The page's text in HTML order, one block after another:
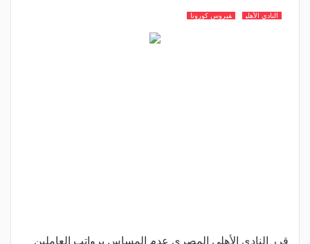
النادي الأهلي فيروس كورونا
قرر النادي الأهلي المصري عدم المساس برواتب العاملين